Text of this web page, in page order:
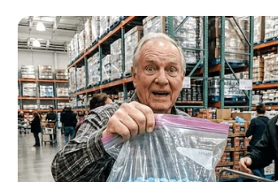
Pfizer's Billion-Dollar Nightmare:
For This 87¢ Aisle 7 Blue Pill
FRIDAY PLANS